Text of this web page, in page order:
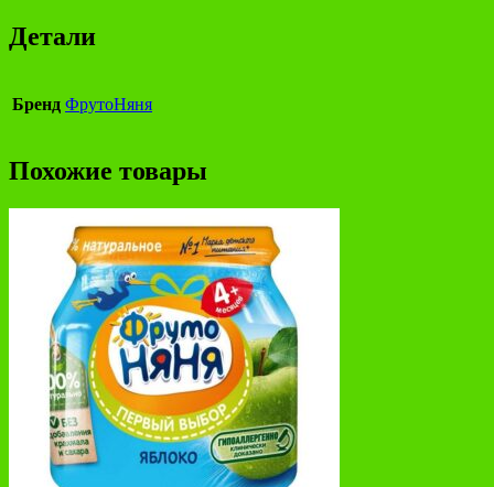
Детали
Бренд ФрутоНяня
Похожие товары